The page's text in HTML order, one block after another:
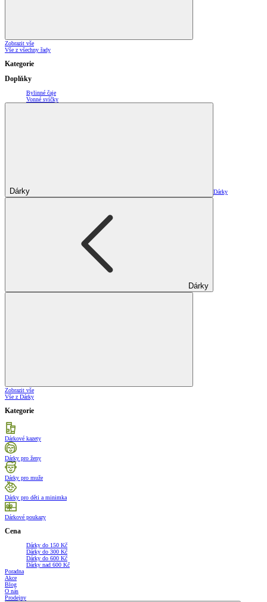
Zobrazit vše
Vše z všechny řady
Kategorie
Doplňky
Bylinné čaje
Vonné svíčky
Dárky Dárky
Dárky
Zobrazit vše
Vše z Dárky
Kategorie
Dárkové kazety
Dárky pro ženy
Dárky pro muže
Dárky pro děti a minimka
Dárkové poukazy
Cena
Dárky do 150 Kč
Dárky do 300 Kč
Dárky do 600 Kč
Dárky nad 600 Kč
Poradna
Akce
Blog
O nás
Prodejny